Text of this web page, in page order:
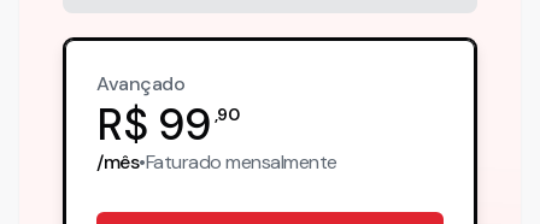
Avançado
R$ 99 ,90
/mês•Faturadomensalmente